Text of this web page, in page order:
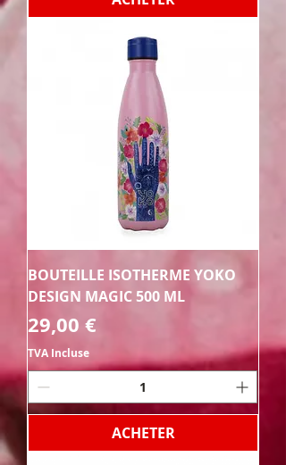
BOUTEILLE ISOTHERME YOKO
DESIGN MAGIC 500 ML
Prix
29,00 €
TVA Incluse
ACHETER